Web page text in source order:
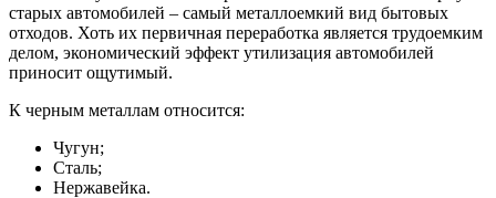
старых автомобилей – самый металлоемкий вид бытовых
отходов. Хоть их первичная переработка является трудоемким
делом, экономический эффект утилизация автомобилей
приносит ощутимый.
К черным металлам относится:
Чугун;
Сталь;
Нержавейка.